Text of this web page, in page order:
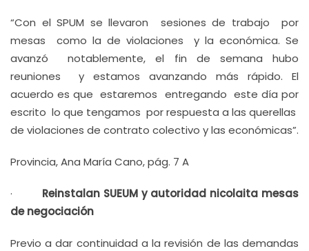
“Con el SPUM se llevaron sesiones de trabajo por
mesas como la de violaciones y la económica. Se
avanzó notablemente, el fin de semana hubo
reuniones y estamos avanzando más rápido. El
acuerdo es que estaremos entregando este día por
escrito lo que tengamos por respuesta a las querellas
de violaciones de contrato colectivo y las económicas”.
Provincia, Ana María Cano, pág. 7 A
· Reinstalan SUEUM y autoridad nicolaita mesas
de negociación
Previo a dar continuidad a la revisión de las demandas